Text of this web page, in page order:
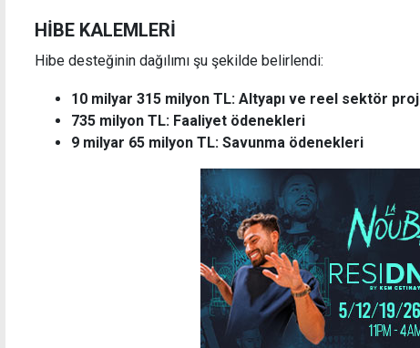
HİBE KALEMLERİ
Hibe desteğinin dağılımı şu şekilde belirlendi:
10 milyar 315 milyon TL: Altyapı ve reel sektör
735 milyon TL: Faaliyet ödenekleri
9 milyar 65 milyon TL: Savunma ödenekleri